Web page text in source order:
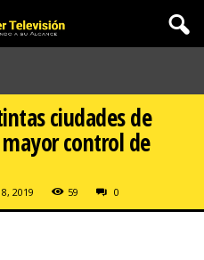
ciudades de
control de
2019 59 0